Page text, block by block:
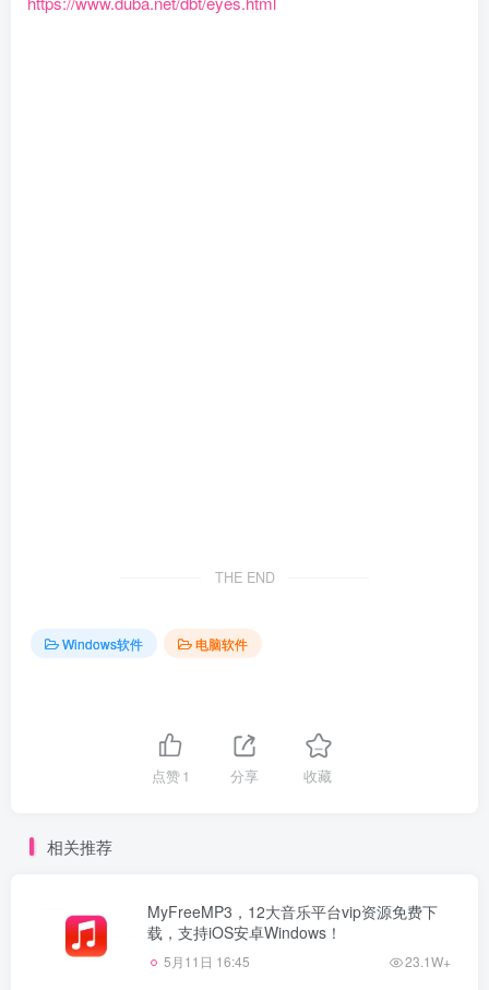
THE END
Windows软件 电脑软件
点赞1 分享 收藏
相关推荐
MyFreeMP3，12大音乐平台vip资源免费下
载，支持iOS安卓Windows！
5月11日 16:45 23.1W+